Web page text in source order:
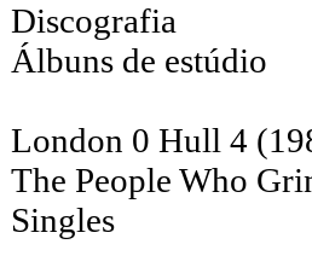
Discografia
Álbuns de estúdio
London 0 Hull 4
The People Who
Singles